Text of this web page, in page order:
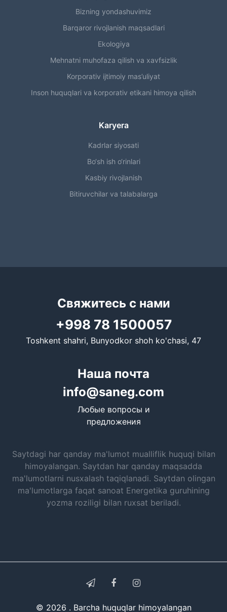
Bizning yondashuvimiz
Barqaror rivojlanish maqsadlari
Ekologiya
Mehnatni muhofaza qilish va xavfsizlik
Korporativ ijtimoiy mas’uliyat
Inson huquqlari va korporativ etikani himoya qilish
Karyera
Kadrlar siyosati
Bo‘sh ish o‘rinlari
Kasbiy rivojlanish
Bitiruvchilar va talabalarga
Свяжитесь с нами
+998 78 1500057
Toshkent shahri, Bunyodkor shoh ko'chasi, 47
Наша почта
info@saneg.com
Любые вопросы и
предложения
Saytdagi har qanday ma'lumot mualliflik huquqi bilan
himoyalangan. Saytdan har qanday maqsadda
ma'lumotlarni nusxalash taqiqlanadi. Saytdan olingan
ma'lumotlarga faqat sanoat Energetika guruhining
yozma roziligi bilan ruxsat beriladi.
© 2026 . Barcha huquqlar himoyalangan